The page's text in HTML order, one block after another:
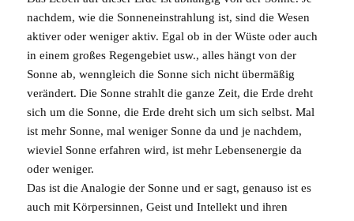
nachdem, wie die Sonneneinstrahlung ist, sind die Wesen
aktiver oder weniger aktiv. Egal ob in der Wüste oder auch
in einem großes Regengebiet usw., alles hängt von der
Sonne ab, wenngleich die Sonne sich nicht übermäßig
verändert. Die Sonne strahlt die ganze Zeit, die Erde dreht
sich um die Sonne, die Erde dreht sich um sich selbst. Mal
ist mehr Sonne, mal weniger Sonne da und je nachdem,
wieviel Sonne erfahren wird, ist mehr Lebensenergie da
oder weniger.
Das ist die Analogie der Sonne und er sagt, genauso ist es
auch mit Körpersinnen,Geist und Intellekt und ihren